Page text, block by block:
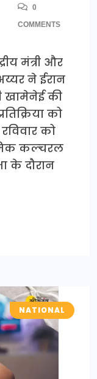
0
COMMENTS
मंत्री और
ने ईरान
खामेनेई की
को
को
कल्चरल
के दौरान
NATIONAL